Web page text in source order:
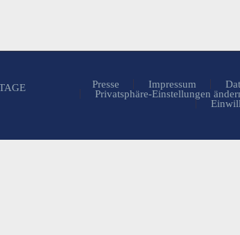
Presse Impressum
Privatsphäre-Einstellungen